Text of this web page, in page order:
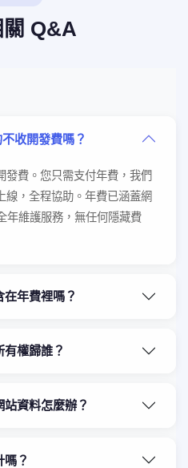
Q&A
收開發費嗎？
發費。您只需支付年費，我們
線，全程協助。年費已涵蓋網
年維護服務，無任何隱藏費
年費裡嗎？
權歸誰？
資料怎麼辦？
嗎？